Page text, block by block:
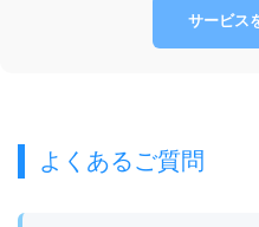
サービス
よくあるご質問